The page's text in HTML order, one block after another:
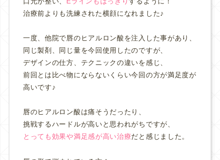
治療前よりも洗練された横顔になれました♪
一度、他院で唇のヒアルロン酸を注入した事があり、
同じ製剤、同じ量を今回使用したのですが、
デザインの仕方、テクニックの違いを感じ、
前回とは比べ物にならないくらい今回の方が満足度が
高いです♪
唇のヒアルロン酸は痛そうだったり、
挑戦するハードルが高いと思われがちですが、
とっても効果や満足感が高い治療だと感じました。